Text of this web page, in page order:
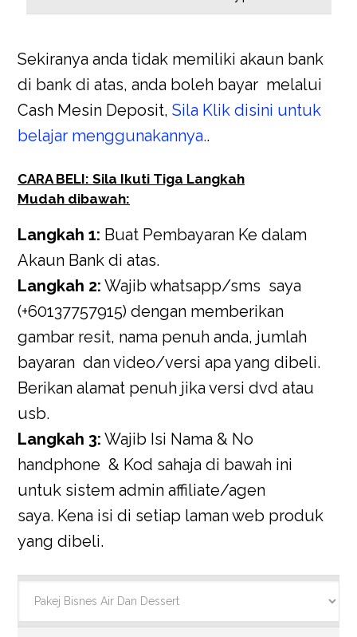
Sekiranya anda tidak memiliki akaun bank
di bank di atas, anda boleh bayar melalui
Cash Mesin Deposit, Sila Klik disini untuk
belajar menggunakannya..
CARA BELI: Sila Ikuti Tiga Langkah
Mudah dibawah:
Langkah 1: Buat Pembayaran Ke dalam
Akaun Bank di atas.
Langkah 2: Wajib whatsapp/sms saya
(+60137757915) dengan memberikan
gambar resit, nama penuh anda, jumlah
bayaran dan video/versi apa yang dibeli.
Berikan alamat penuh jika versi dvd atau
usb.
Langkah 3: Wajib Isi Nama & No
handphone & Kod sahaja di bawah ini
untuk sistem admin affiliate/agen
saya. Kena isi di setiap laman web produk
yang dibeli.